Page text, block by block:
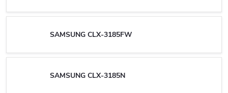
SAMSUNG CLX-3185FW
SAMSUNG CLX-3185N